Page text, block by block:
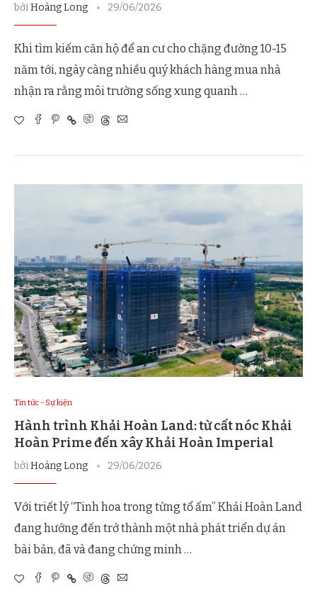
bởiHoàng Long 29/06/2026
Khi tìm kiếm căn hộ để an cư cho chặng đường 10-15
năm tới, ngày càng nhiều quý khách hàng mua nhà
nhận ra rằng môi trường sống xung quanh …
Tin tức - Sự kiện
Hành trình Khải Hoàn Land: từ cất nóc Khải
Hoàn Prime đến xây Khải Hoàn Imperial
bởiHoàng Long 29/06/2026
Với triết lý “Tinh hoa trong từng tổ ấm” Khải Hoàn Land
đang hướng đến trở thành một nhà phát triển dự án
bài bản, đã và đang chứng minh …